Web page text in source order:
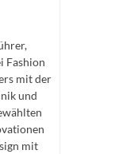
Fashion
mit der
und
mit